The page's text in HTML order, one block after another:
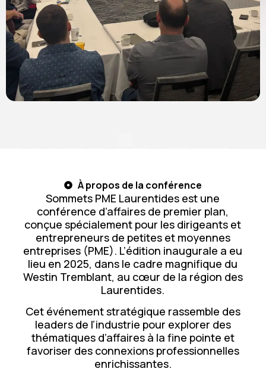
À propos de la conférence
Sommets PME Laurentides est une
conférence d’affaires de premier plan,
conçue spécialement pour les dirigeants et
entrepreneurs de petites et moyennes
entreprises (PME). L’édition inaugurale a eu
lieu en 2025, dans le cadre magnifique du
Westin Tremblant, au cœur de la région des
Laurentides.
Cet événement stratégique rassemble des
leaders de l’industrie pour explorer des
thématiques d’affaires à la fine pointe et
favoriser des connexions professionnelles
enrichissantes.